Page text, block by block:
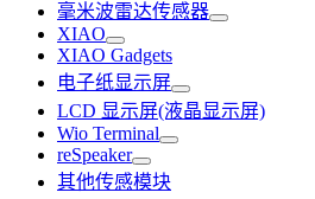
毫米波雷达传感器
XIAO
XIAO Gadgets
电子纸显示屏
LCD 显示屏(液晶显示屏)
Wio Terminal
reSpeaker
其他传感模块